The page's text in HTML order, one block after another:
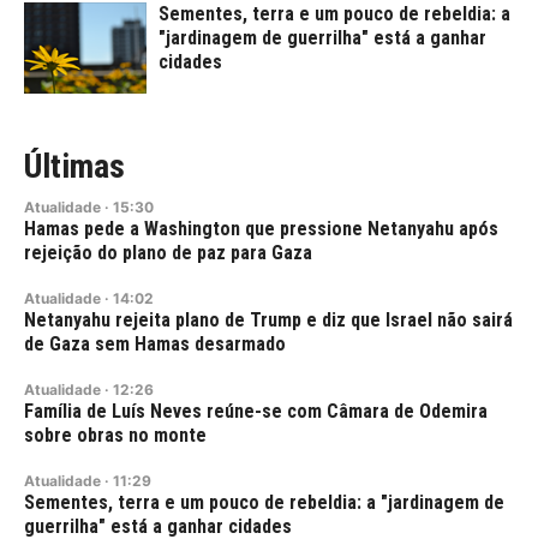
Sementes, terra e um pouco de rebeldia: a
"jardinagem de guerrilha" está a ganhar
cidades
Últimas
Atualidade · 15:30
Hamas pede a Washington que pressione Netanyahu após
rejeição do plano de paz para Gaza
Atualidade · 14:02
Netanyahu rejeita plano de Trump e diz que Israel não sairá
de Gaza sem Hamas desarmado
Atualidade · 12:26
Família de Luís Neves reúne-se com Câmara de Odemira
sobre obras no monte
Atualidade · 11:29
Sementes, terra e um pouco de rebeldia: a "jardinagem de
guerrilha" está a ganhar cidades